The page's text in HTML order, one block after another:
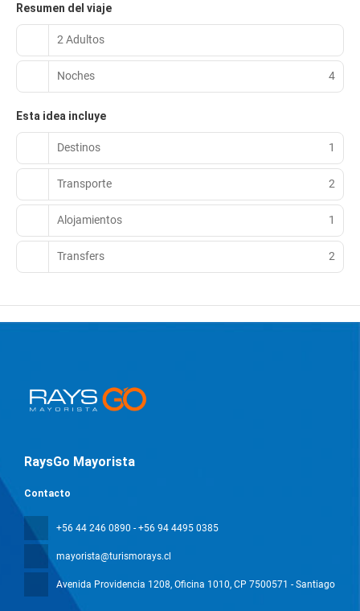
Resumen del viaje
2 Adultos
Noches 4
Esta idea incluye
Destinos 1
Transporte 2
Alojamientos 1
Transfers 2
RaysGo Mayorista
Contacto
+56 44 246 0890 - +56 94 4495 0385
mayorista@turismorays.cl
Avenida Providencia 1208, Oficina 1010, CP 7500571 - Santiago